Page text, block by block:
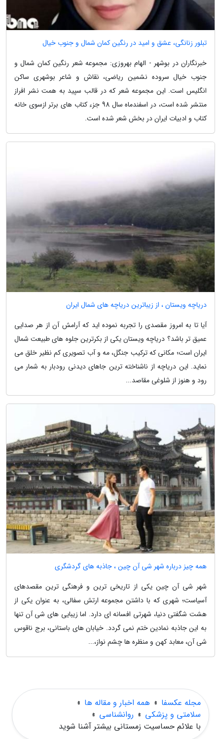
تبلور زنانگی، عشق و امید در رنگین کمان شمال و جنوب خیال
خبرنگاران در بوشهر - الهام بهروزی: مجموعه شعر رنگین کمان شمال و
جنوب خیال سروده نشمین ریاضی، نقاش و شاعر بوشهری ساکن
انگلیس است. این مجموعه شعر که در قالب سپید به همت نشر افراز
منتشر شده است، در اسفندماه سال 98 جزء کتاب های برتر ازسوی خانه
کتاب و ادبیات ایران در بخش شعر شده است.
دریاچه ویستان ، از زیباترین دریاچه های شمال ایران
آیا تا به امروز مقصدی را تجربه نموده اید که آرامش آن از هر صدایی
عمیق تر باشد؟ دریاچه ویستان یکی از بکرترین جلوه های طبیعت شمال
ایران است؛ مکانی که ترکیب جنگل، مه و آب تصویری کم نظیر خلق می
نماید. این دریاچه از ناشناخته ترین جاهای دیدنی رودبار به شمار می
رود و هنوز از شلوغی مقاصد...
همه چیز درباره شهر شی آن چین ، جاذبه های گردشگری
شهر شی آن چین یکی از تاریخی ترین و فرهنگی ترین مقصدهای
آسیاست؛ شهری که با داشتن مجموعه ارتش سفالی، به عنوان یکی از
هشت شگفتی دنیا، شهرتی افسانه ای دارد. اما زیبایی های شی آن تنها
به این جاذبه نمادین ختم نمی گردد. خیابان های باستانی، برج ناقوس
شی آن، معابد کهن و منظره ها چشم نواز،...
مجله عکسفا » همه اخبار و مقاله ها »
سلامتی و پزشکی » روانشناسی »
با علائم حساسیت زمستانی بیشتر آشنا شوید